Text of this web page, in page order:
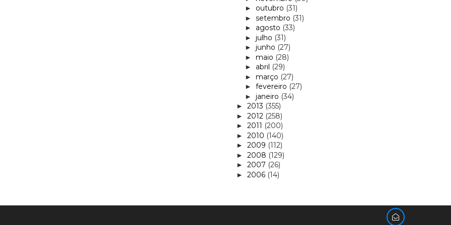
► outubro (31)
► setembro (31)
► agosto (33)
► julho (31)
► junho (27)
► maio (28)
► abril (29)
► março (27)
► fevereiro (27)
► janeiro (34)
► 2013 (355)
► 2012 (258)
► 2011 (200)
► 2010 (140)
► 2009 (112)
► 2008 (129)
► 2007 (26)
► 2006 (14)